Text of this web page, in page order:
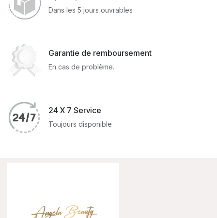
Dans les 5 jours ouvrables
Garantie de remboursement
En cas de problème.
24 X 7 Service
Toujours disponible